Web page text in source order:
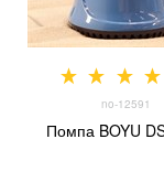
no-12591
Помпа BOYU